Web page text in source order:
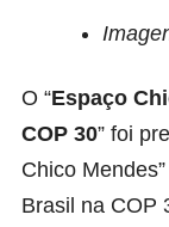
O “Espaço
COP 30” foi
Chico
Brasil na COP